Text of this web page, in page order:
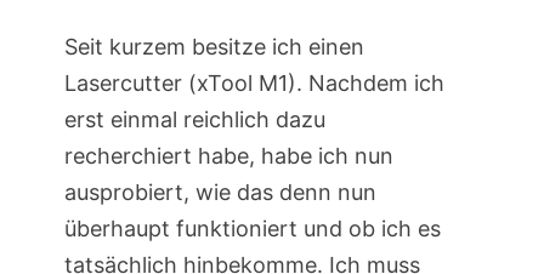
Seit kurzem besitze ich einen
Lasercutter (xTool M1). Nachdem ich
erst einmal reichlich dazu
recherchiert habe, habe ich nun
ausprobiert, wie das denn nun
überhaupt funktioniert und ob ich es
tatsächlich hinbekomme. Ich muss